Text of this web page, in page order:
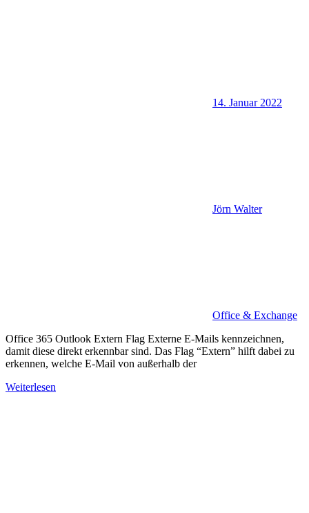
14. Januar 2022
Jörn Walter
Office & Exchange
Office 365 Outlook Extern Flag Externe E-Mails kennzeichnen,
damit diese direkt erkennbar sind. Das Flag “Extern” hilft dabei zu
erkennen, welche E-Mail von außerhalb der
Weiterlesen